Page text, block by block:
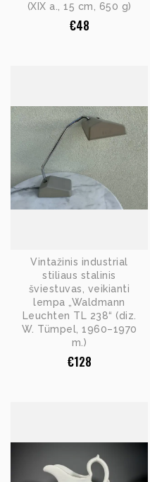
(XIX a., 15 cm, 650 g)
€48
Vintažinis industrial
stiliaus stalinis
šviestuvas, veikianti
lempa „Waldmann
Leuchten TL 238“ (diz.
W. Tümpel, 1960–1970
m.)
€128